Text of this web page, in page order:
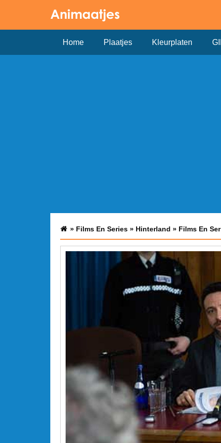
Home Plaatjes Kleurplaten
» Films En Series » Hinterland » Films En